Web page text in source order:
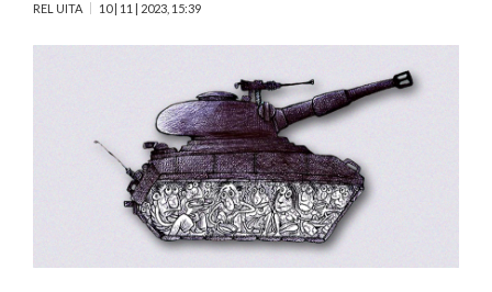
REL UITA 10 | 11 | 2023, 15:39